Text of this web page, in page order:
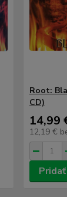
Root:
CD)
14,99
12,19 €